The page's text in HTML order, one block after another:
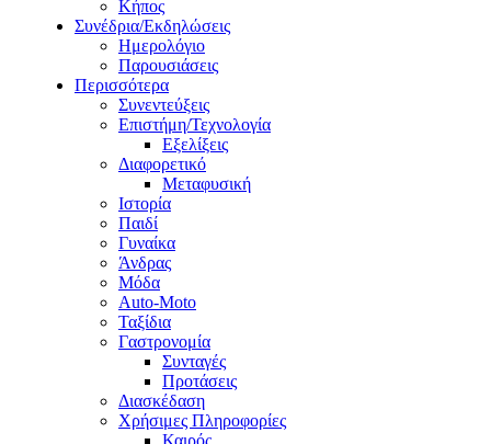
Κήπος
Συνέδρια/Εκδηλώσεις
Ημερολόγιο
Παρουσιάσεις
Περισσότερα
Συνεντεύξεις
Επιστήμη/Τεχνολογία
Εξελίξεις
Διαφορετικό
Μεταφυσική
Ιστορία
Παιδί
Γυναίκα
Άνδρας
Μόδα
Auto-Moto
Ταξίδια
Γαστρονομία
Συνταγές
Προτάσεις
Διασκέδαση
Χρήσιμες Πληροφορίες
Καιρός